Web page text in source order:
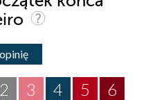
6
5
4
3
2